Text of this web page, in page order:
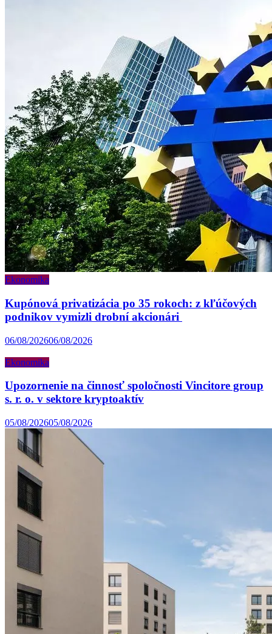
Ekonomika
Kupónová privatizácia po 35 rokoch: z kľúčových
podnikov vymizli drobní akcionári
06/08/202606/08/2026
Ekonomika
Upozornenie na činnosť spoločnosti Vincitore group
s. r. o. v sektore kryptoaktív
05/08/202605/08/2026